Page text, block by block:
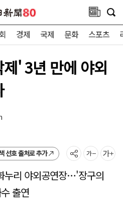
경제 국제 문화 스포츠
' 3년 만에 야외
선호 출처로 추가
누리 야외공연장…'장구의
출연